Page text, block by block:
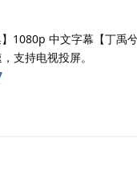
1080p 中文字幕【丁禹
支持电视投屏。